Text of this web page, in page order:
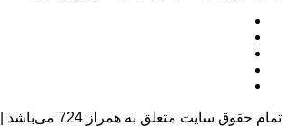
تمام حقوق سایت متعلق به همراز 724 می‌باشد |